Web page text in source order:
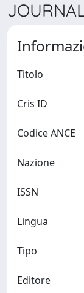
Titolo
Cris ID
Codice ANCE
Nazione
ISSN
Lingua
Tipo
Editore